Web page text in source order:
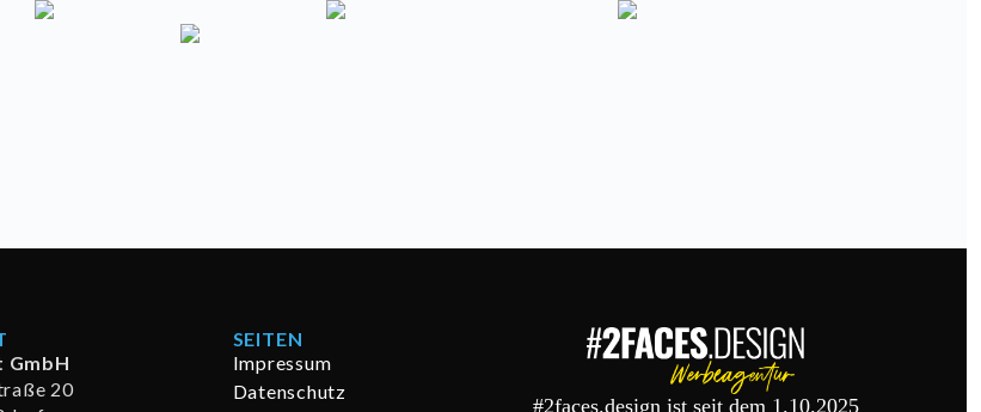
GmbH
20
SEITEN
Impressum
Datenschutz
#2faces.design ist seit dem 1.10.2025